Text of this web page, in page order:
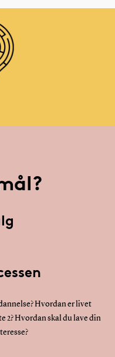
Hvordan er livet
2? Hvordan skal du lave din